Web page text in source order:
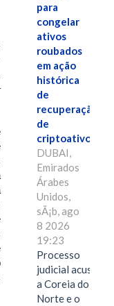
para
congelar
ativos
roubados
em ação
histórica
de
recuperação
de
criptoativos
DUBAI,
Emirados
Árabes
Unidos,
sÃ¡b, ago
8 2026
19:23
Processo
judicial acusa
a Coreia do
Norte e o